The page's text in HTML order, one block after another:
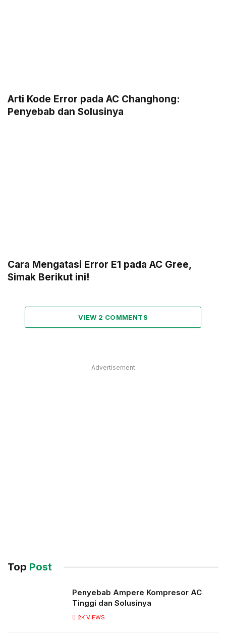
Arti Kode Error pada AC Changhong:
Penyebab dan Solusinya
Cara Mengatasi Error E1 pada AC Gree,
Simak Berikut ini!
VIEW 2 COMMENTS
Advertisement
Top Post
Penyebab Ampere Kompresor AC
Tinggi dan Solusinya
2K VIEWS